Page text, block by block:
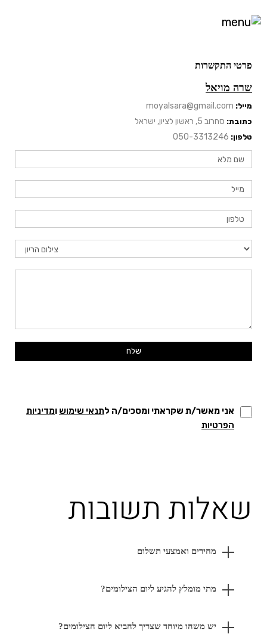
פרטי התקשרות
שרה מויאל
מייל:
כתובת: סחרוב 5, ראשון לציון, ישראל
טלפון:
אני מאשר/ת שקראתי ומסכים/ה לתנאי שימוש ומדיניות
הפרטיות
שאלות תשובות
מחירים ואמצעי תשלום
מתי מומלץ להגיע ליום הצילומים?
יש משהו מיוחד שצריך להביא ליום הצילומים?